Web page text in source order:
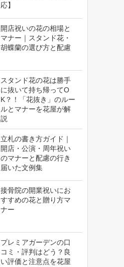
応】
開店祝いの花の相場と
マナー｜スタンド花・
胡蝶蘭の選び方と配慮
スタンド花の花は勝手
に抜いて持ち帰ってO
K？！「花抜き」のルー
ルとマナーを花屋が解
説
立札の書き方ガイド｜
開店・公演・周年祝い
のマナーと配慮の行き
届いた文例集
接骨院の開業祝いにお
すすめの花と贈り方マ
ナー
プレミアガーデンの口
コミ・評判はどう？良
い評価と注意点を花屋